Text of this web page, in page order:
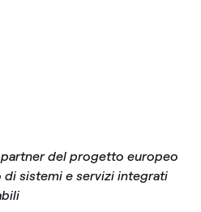
partner del progetto europeo
sistemi e servizi integrati